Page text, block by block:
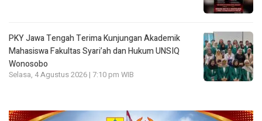
PKY Jawa Tengah Terima Kunjungan Akademik
Mahasiswa Fakultas Syari’ah dan Hukum UNSIQ
Wonosobo
Selasa, 4 Agustus 2026 | 7:10 pm WIB